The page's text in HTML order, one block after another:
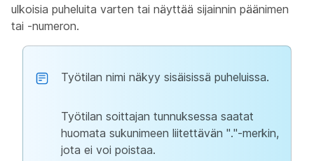
ulkoisia puheluita varten tai näyttää sijainnin päänimen
tai -numeron.
Työtilan nimi näkyy sisäisissä puheluissa.
Työtilan soittajan tunnuksessa saatat
huomata sukunimeen liitettävän "."-merkin,
jota ei voi poistaa.